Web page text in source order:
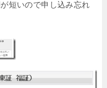
短いので申し込み忘れ